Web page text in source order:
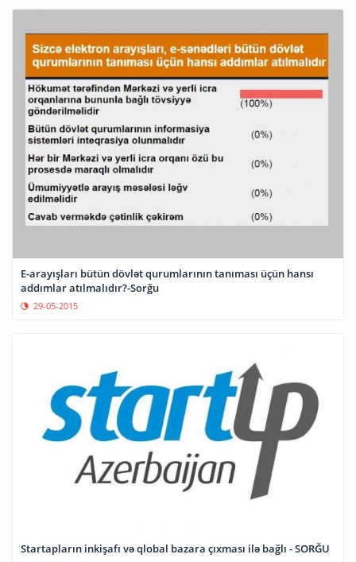
E-arayışları bütün dövlət qurumlarının tanıması üçün hansı
addımlar atılmalıdır?-Sorğu
29-05-2015
Startapların inkişafı və qlobal bazara çıxması ilə bağlı - SORĞU